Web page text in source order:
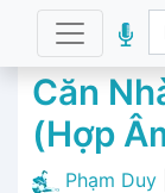
Căn
(Hợp
Phạm Duy